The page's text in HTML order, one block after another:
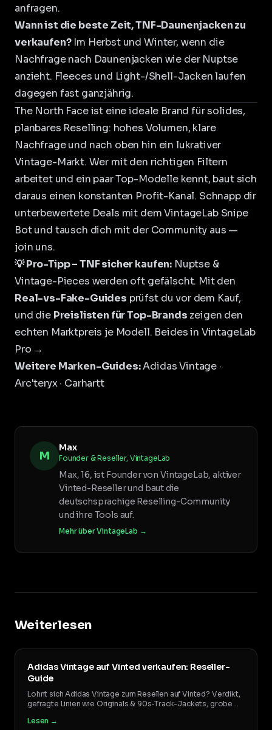
anfragen.
Wann ist die beste Zeit, TNF-Daunenjacken zu
verkaufen?Im Herbst und Winter, wenn die
Nachfrage nach Daunenjacken wie der Nuptse
anzieht. Fleeces und Light-/Shell-Jacken laufen
dagegen fast ganzjährig.
The North Face ist eine ideale Brand für solides,
planbares Reselling: hohes Volumen, klare
Nachfrage und nach oben hin ein lukrativer
Vintage-Markt. Wer mit den richtigen Filtern
arbeitet und ein paar Top-Modelle kennt, baut sich
daraus einen konstanten Profit-Kanal. Schnapp dir
unterbewertete Deals mit demVintageLab Snipe
Botund tausch dich mit der Community aus —
join uns.
💡 Pro-Tipp – TNF sicher kaufen: Nuptse &
Vintage-Pieces werden oft gefälscht. Mit den
Real-vs-Fake-Guides prüfst du vor dem Kauf,
und die Preislisten für Top-Brands zeigen den
echten Marktpreis je Modell. Beides in VintageLab
Pro →
Weitere Marken-Guides:Adidas Vintage ·
Arc'teryx· Carhartt
M
Max
Founder & Reseller, VintageLab
Max, 16, ist Founder von VintageLab, aktiver
Vinted-Reseller und baut die
deutschsprachige Reselling-Community
und ihre Tools auf.
Mehr über VintageLab →
Weiterlesen
Adidas Vintage auf Vinted verkaufen: Reseller-
Guide
Lohnt sich Adidas Vintage zum Resellen auf Vinted? Verdikt,
gefragte Linien wie Originals & 90s-Track-Jackets, grobe
Lesen →